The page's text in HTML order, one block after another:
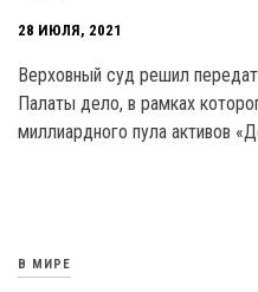
28 ИЮЛЯ, 2021
Верховный суд решил
Палаты дело, в рамках
миллиардного пула активов
В МИРЕ